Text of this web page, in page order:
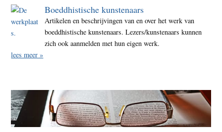
Boeddhistische kunstenaars
Artikelen en beschrijvingen van en over het werk van
boeddhistische kunstenaars. Lezers/kunstenaars kunnen
zich ook aanmelden met hun eigen werk.
lees meer »